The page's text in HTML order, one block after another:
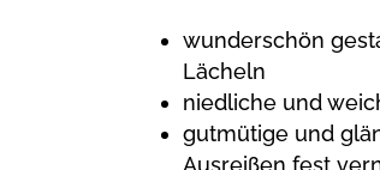
wunderschön
Lächeln
niedliche und
gutmütige und
Ausreißen fest